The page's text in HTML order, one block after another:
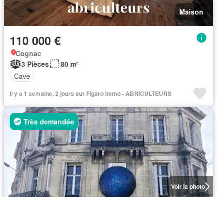
Maison
110 000 €
Cognac
3 Pièces
80 m²
Cave
Il y a 1 semaine, 2 jours sur Figaro Immo - ABRICULTEURS
Voir la photo
Très demandée